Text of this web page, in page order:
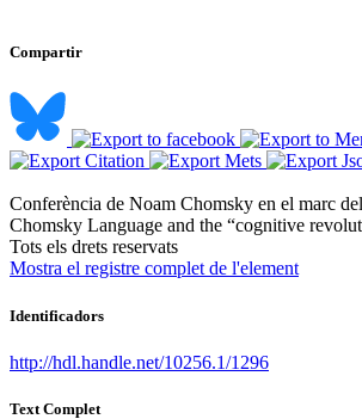
Compartir
Conferència de Noam Chomsky en el marc
Chomsky Language and the “cognitive
​Tots els drets reservats
Mostra el registre complet de l'element
Identificadors
http://hdl.handle.net/10256.1/1296
Text Complet